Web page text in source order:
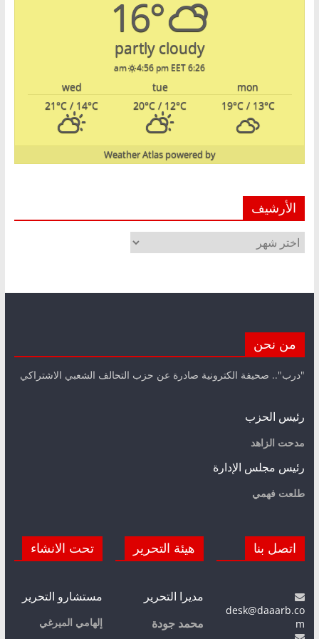
16°
partly cloudy
6:26 am
4:56 pm EET
mon
tue
wed
19°C/ 13°C
20°C / 12°C
21°C / 14°C
powered by
Weather Atlas
الأرشيف
الأرشيف
من نحن
"درب".. صحيفة الكترونية صادرة عن حزب التحالف الشعبي الاشتراكي
رئيس الحزب
مدحت الزاهد
رئيس مجلس الإدارة
طلعت فهمي
اتصل بنا
desk@daaarb.co
m
هيئة التحرير
مديرا التحرير
محمد جودة
تحت الانشاء
مستشارو التحرير
إلهامي الميرغي